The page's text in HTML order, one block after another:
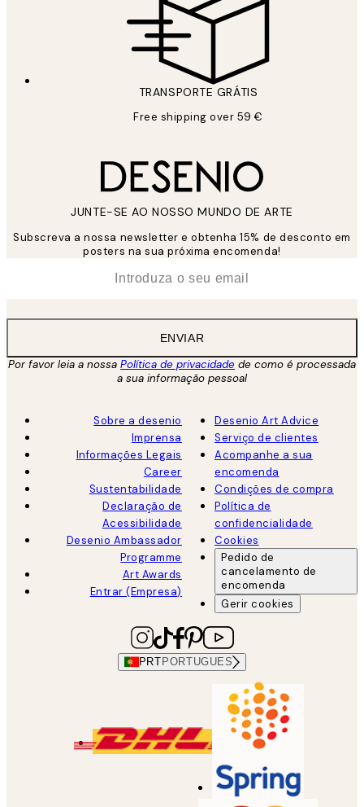
TRANSPORTE GRÁTIS
Free shipping over 59 €
JUNTE-SE AO NOSSO MUNDO DE ARTE
Subscreva a nossa newsletter e obtenha 15% de desconto em
posters na sua próxima encomenda!
ENVIAR
Por favor leia a nossa Política de privacidade de como é processada
a sua informação pessoal
Sobre a desenio
Imprensa
Informações Legais
Career
Sustentabilidade
Declaração de
Acessibilidade
Desenio Ambassador
Programme
Art Awards
Entrar (Empresa)
Desenio Art Advice
Serviço de clientes
Acompanhe a sua
encomenda
Condições de compra
Política de
confidencialidade
Cookies
Pedido de
cancelamento de
encomenda
Gerir cookies
PRT PORTUGUES